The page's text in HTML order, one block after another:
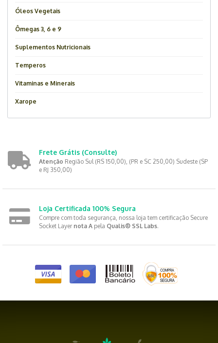
Óleos Vegetais
Ômegas 3, 6 e 9
Suplementos Nutricionais
Temperos
Vitaminas e Minerais
Xarope
Frete Grátis (Consulte)
Atenção Região Sul (RS 150,00), (PR e SC 250,00) Sudeste (SP
e RJ 350,00)
Loja Certificada 100% Segura
Compre com toda segurança, nossa loja tem certificação Secure
Socket Layer nota A pela Qualis® SSL Labs.